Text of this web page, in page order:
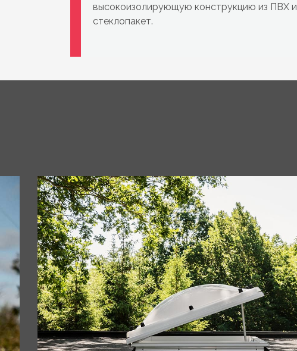
высокоизолирующую конструкцию из ПВХ и
стеклопакет.